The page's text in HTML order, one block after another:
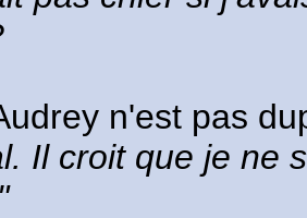
n'est pas
Il croit que je ne